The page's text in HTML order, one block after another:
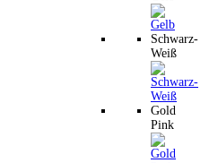
Schwarz-
Weiß
Gold
Pink